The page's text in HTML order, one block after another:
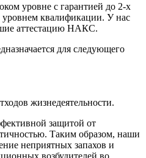
уровне с гарантией до 2-х
квалификации. У нас
аттестацию НАКС.
для следующего
жизнедеятельности.
защитой от
Таким образом, наши
неприятных запахов и
возбудителей во